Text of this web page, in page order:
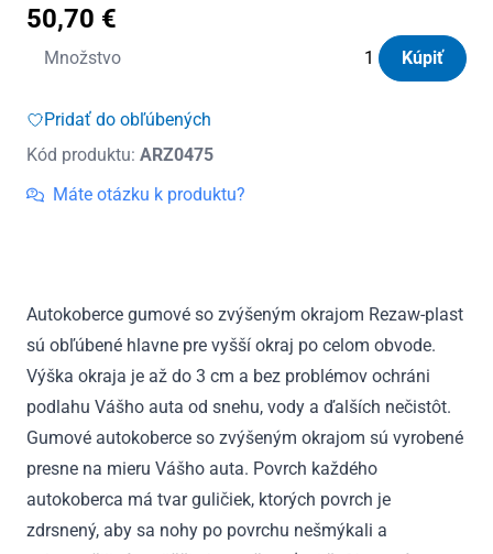
50,70 €
Množstvo
množstvo
gumové
zvýšeným
okrajom
2012
-
2018
Kúpiť
Pridať do obľúbených
Kód produktu: ARZ0475
Máte otázku k produktu?
Autokoberce gumové so zvýšeným okrajom Rezaw-plast
sú obľúbené hlavne pre vyšší okraj po celom obvode.
Výška okraja je až do 3 cm a bez problémov ochráni
podlahu Vášho auta od snehu, vody a ďalších nečistôt.
Gumové autokoberce so zvýšeným okrajom sú vyrobené
presne na mieru Vášho auta. Povrch každého
autokoberca má tvar guličiek, ktorých povrch je
zdrsnený, aby sa nohy po povrchu nešmýkali a